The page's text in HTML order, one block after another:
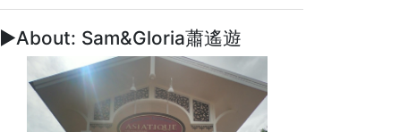
►About: Sam&Gloria蕭遙遊